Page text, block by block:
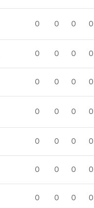
0 0 0 0
0 0 0 0
0 0 0 0
0 0 0 0
0 0 0 0
0 0 0 0
0 0 0 0